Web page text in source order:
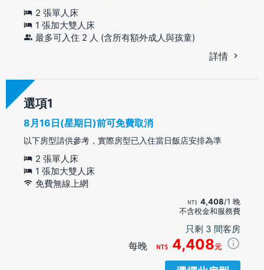
2 張單人床
1 張加大雙人床
最多可入住 2 人 (含所有額外成人與孩童)
詳情
選項
8月16日(星期日)前可免費取消
以下房型請供參考，實際房型已入住當日飯店安排為準
2 張單人床
1 張加大雙人床
免費無線上網
4,408/1 晚
不含稅金和服務費
只剩 3 間客房
每晚 4,408元